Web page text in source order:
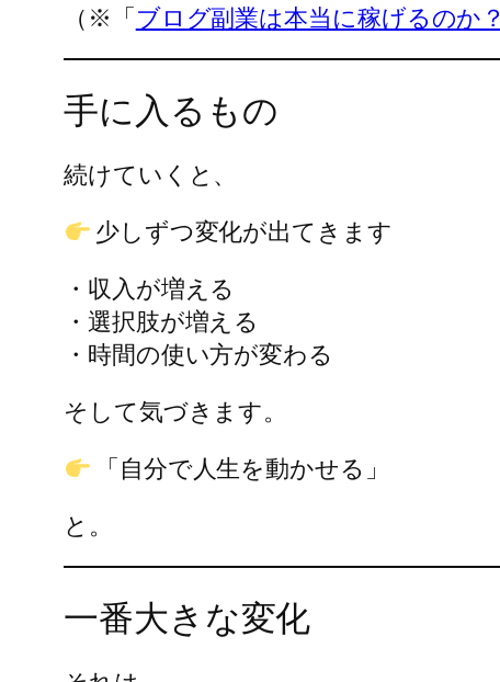
（※「ブログ副業は本当に稼げるのか？
手に入るもの
続けていくと、
少しずつ変化が出てきます
・収入が増える
・選択肢が増える
・時間の使い方が変わる
そして気づきます。
「自分で人生を動かせる」
と。
一番大きな変化